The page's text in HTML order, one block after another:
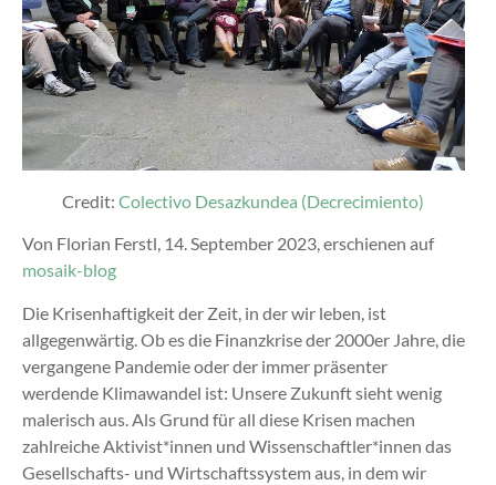
Credit:Colectivo Desazkundea (Decrecimiento)
Von Florian Ferstl, 14. September 2023, erschienen auf
mosaik-blog
Die Krisenhaftigkeit der Zeit, in der wir leben, ist
allgegenwärtig. Ob es die Finanzkrise der 2000er Jahre, die
vergangene Pandemie oder der immer präsenter
werdende Klimawandel ist: Unsere Zukunft sieht wenig
malerisch aus. Als Grund für all diese Krisen machen
zahlreiche Aktivist*innen und Wissenschaftler*innen das
Gesellschafts- und Wirtschaftssystem aus, in dem wir